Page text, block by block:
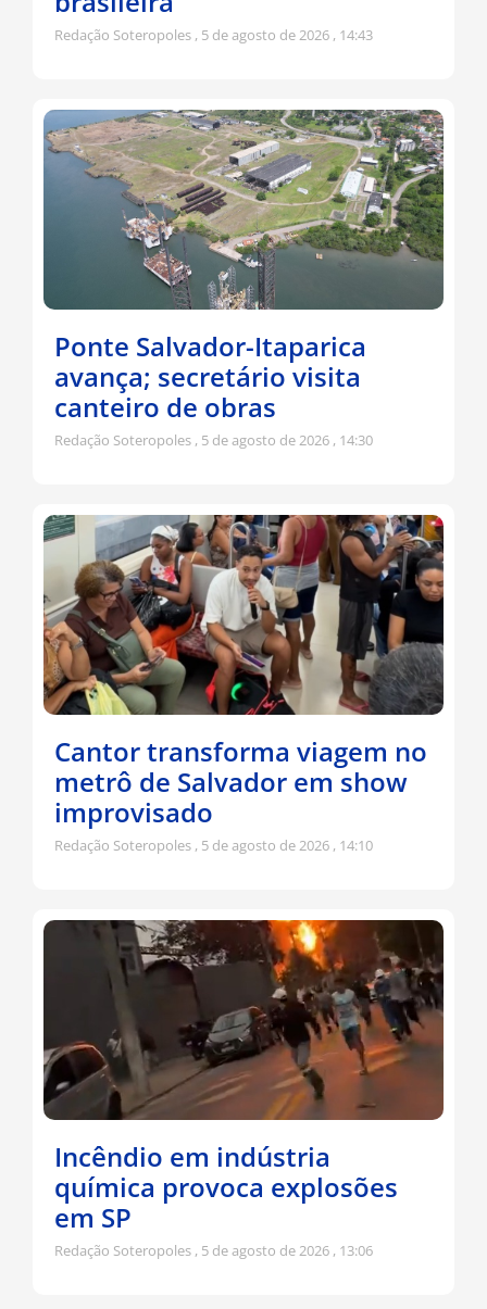
Redação Soteropoles 5 de agosto de 2026 14:43
Ponte Salvador-Itaparica
avança; secretário visita
canteiro de obras
Redação Soteropoles 5 de agosto de 2026 14:30
Cantor transforma viagem no
metrô de Salvador em show
improvisado
Redação Soteropoles 5 de agosto de 2026 14:10
Incêndio em indústria
química provoca explosões
em SP
Redação Soteropoles 5 de agosto de 2026 13:06